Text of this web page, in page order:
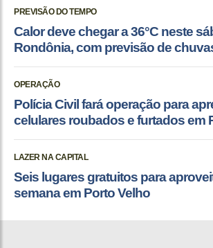
PREVISÃO DO TEMPO
Calor deve chegar a 36°C neste
Rondônia, com previsão de
OPERAÇÃO
Polícia Civil fará operação para
celulares roubados e furtados em
LAZER NA CAPITAL
Seis lugares gratuitos para
semana em Porto Velho